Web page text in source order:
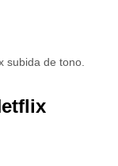
subida de tono.